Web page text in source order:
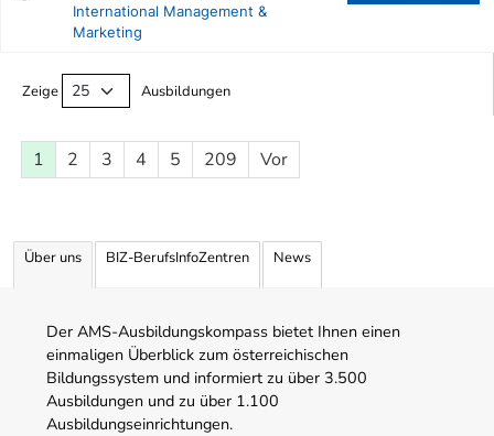
International Management &
Marketing
Zeige Ausbildungen
1 2 3 4 5 209 Vor
Über uns BIZ-BerufsInfoZentren News
Der AMS-Ausbildungskompass bietet Ihnen einen
einmaligen Überblick zum österreichischen
Bildungssystem und informiert zu über 3.500
Ausbildungen und zu über 1.100
Ausbildungseinrichtungen.